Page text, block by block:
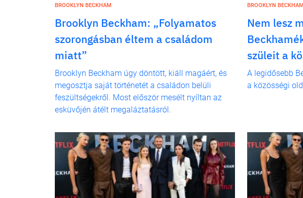
BROOKLYN BECKHAM
Brooklyn Beckham: „Folyamatos
szorongásban éltem a családom
miatt”
Brooklyn Beckham úgy döntött, kiáll magáért, és
megosztja saját történetét a családon belüli
feszültségekről. Most először mesélt nyíltan az
esküvőjén átélt megaláztatásról.
BROOKLYN BECKHAM
Nem lesz
szüleit a
A legidősebb
a közösségi